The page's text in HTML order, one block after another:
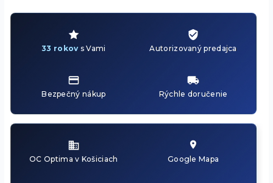
33 rokov s Vami Autorizovaný predajca
Bezpečný nákup Rýchle doručenie
OC Optima v Košiciach Google Mapa